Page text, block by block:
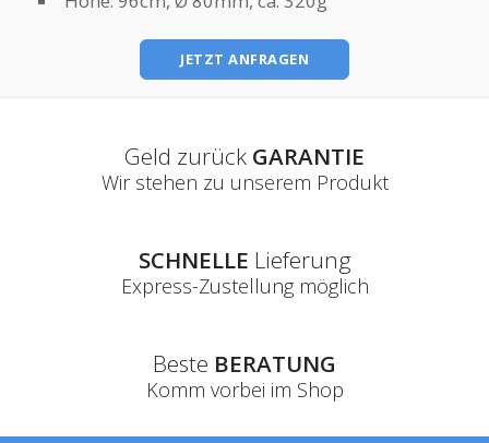
JETZT ANFRAGEN
Geld zurück GARANTIE
Wir stehen zu unserem Produkt
SCHNELLE Lieferung
Express-Zustellung möglich
Beste BERATUNG
Komm vorbei im Shop